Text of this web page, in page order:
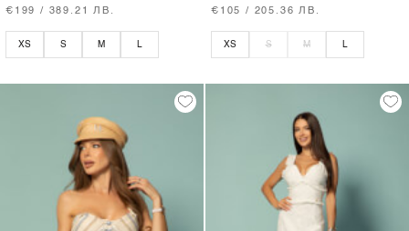
€199 / 389.21 ЛВ.
XS S M
€105 / 205.36 ЛВ.
XS S M